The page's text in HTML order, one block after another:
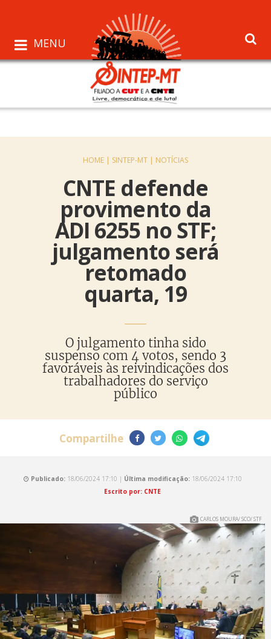
MENU
HOME | SINTEP-MT | NOTÍCIAS
CNTE defende
provimento da
ADI 6255 no STF;
julgamento será
retomado
quarta, 19
O julgamento tinha sido
suspenso com 4 votos, sendo 3
favoráveis às reivindicações dos
trabalhadores do serviço
público
Compartilhe
Publicado: 18/06/2024 17:10 | Última modificação: 18/06/2024 17:10
Escrito por: CNTE
CARLOS MOURA/ SCO/ STF